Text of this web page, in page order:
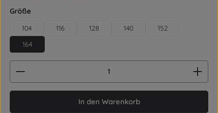
Größe
104 116 128 140
152
164
Produkt Anzahl: Gib den gewünschten Wert
In den Warenkorb